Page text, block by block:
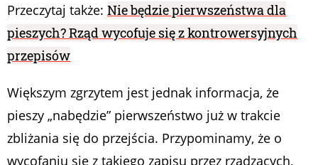
Przeczytaj także: Nie będzie pierwszeństwa dla
pieszych? Rząd wycofuje się z kontrowersyjnych
przepisów
Większym zgrzytem jest jednak informacja, że
pieszy „nabędzie” pierwszeństwo już w trakcie
zbliżania się do przejścia. Przypominamy, że o
wycofaniu się z takiego zapisu przez rządzących,